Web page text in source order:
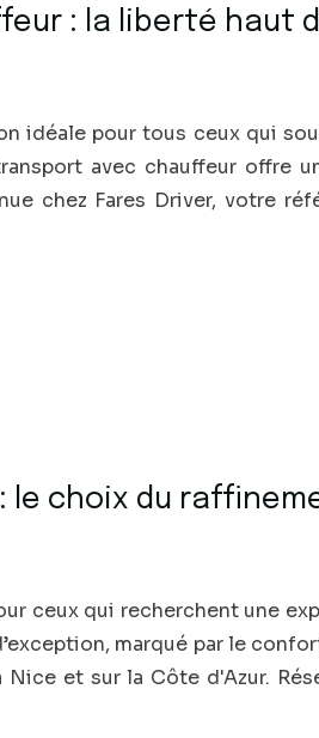
: la liberté haut
idéale pour tous ceux qui
avec chauffeur offre
chez Fares Driver, votre
le choix du
ceux qui recherchent une
marqué par le
et sur la Côte d'Azur.